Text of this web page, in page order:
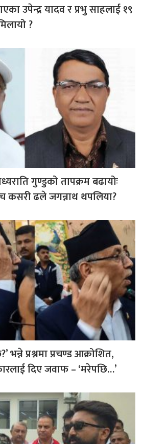
उपेन्द्र यादव र प्रभु साहलाई १९
?
गुण्डुको तापक्रम बढायोः
कसरी ढले जगन्नाथ थपलिया?
प्रश्नमा प्रचण्ड आक्रोशित,
दिए जवाफ – ‘मरेपछि…’